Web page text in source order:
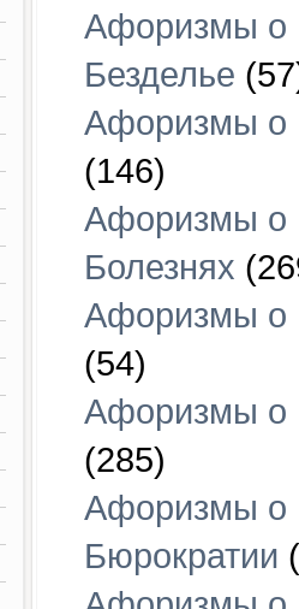
Афоризмы о
Безделье
Афоризмы о
(146)
Афоризмы о
Болезнях
Афоризмы о
(54)
Афоризмы о
(285)
Афоризмы о
Бюрократии